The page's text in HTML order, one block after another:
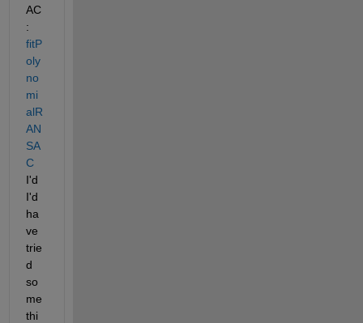
AC
:
fitP
oly
no
mi
alR
AN
SA
C
I'd
I'd
ha
ve
trie
d
so
me
thi